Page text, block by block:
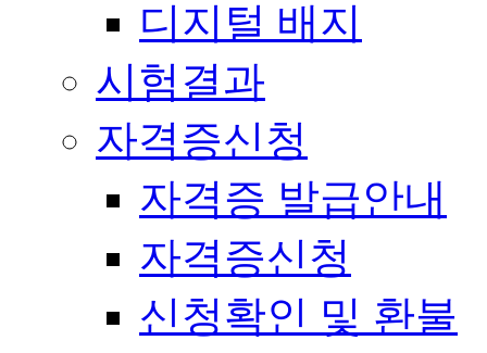
디지털 배지
시험결과
자격증신청
자격증 발급안내
자격증신청
신청확인 및 환불